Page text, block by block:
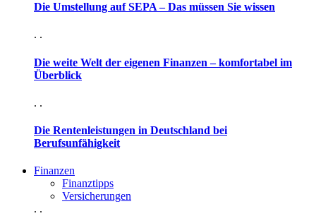
Die Umstellung auf SEPA – Das müssen Sie wissen
. .
Die weite Welt der eigenen Finanzen – komfortabel im
Überblick
. .
Die Rentenleistungen in Deutschland bei
Berufsunfähigkeit
Finanzen
Finanztipps
Versicherungen
. .